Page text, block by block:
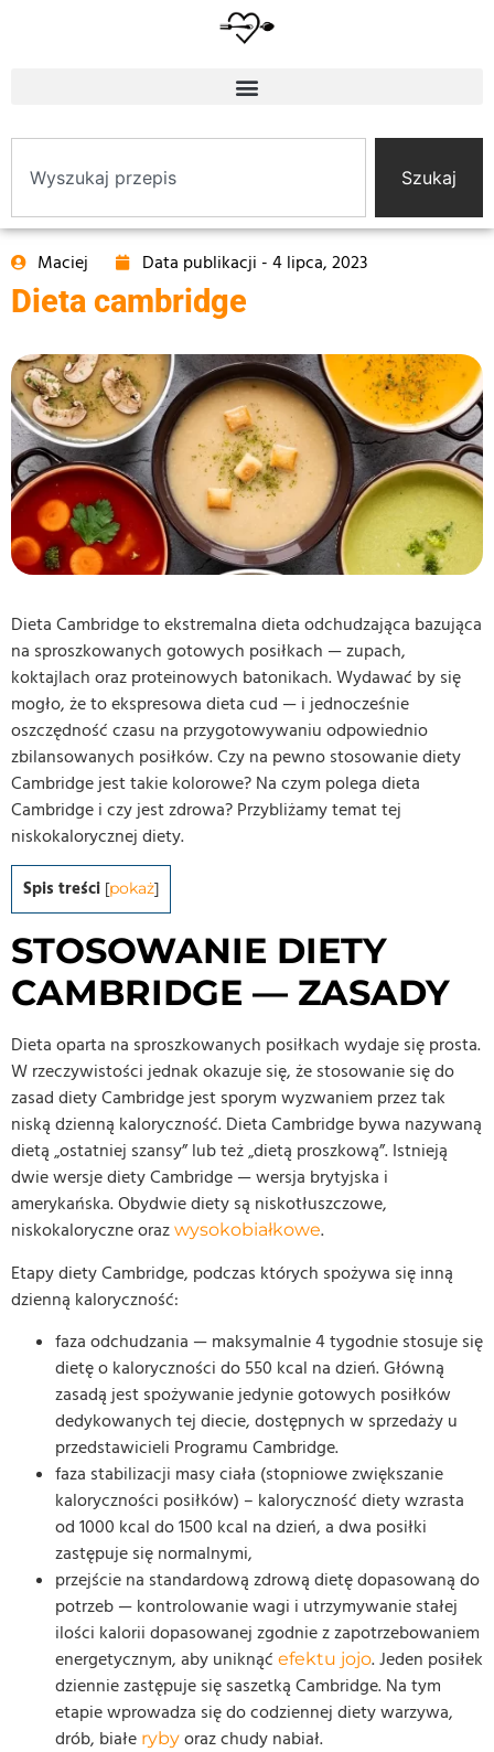
Szukaj
Maciej Data publikacji - 4 lipca, 2023
Dieta cambridge
Dieta Cambridge to ekstremalna dieta odchudzająca bazująca
na sproszkowanych gotowych posiłkach — zupach,
koktajlach oraz proteinowych batonikach. Wydawać by się
mogło, że to ekspresowa dieta cud — i jednocześnie
oszczędność czasu na przygotowywaniu odpowiednio
zbilansowanych posiłków. Czy na pewno stosowanie diety
Cambridge jest takie kolorowe? Na czym polega dieta
Cambridge i czy jest zdrowa? Przybliżamy temat tej
niskokalorycznej diety.
Spis treści [pokaż]
STOSOWANIE DIETY
CAMBRIDGE — ZASADY
Dieta oparta na sproszkowanych posiłkach wydaje się prosta.
W rzeczywistości jednak okazuje się, że stosowanie się do
zasad diety Cambridge jest sporym wyzwaniem przez tak
niską dzienną kaloryczność. Dieta Cambridge bywa nazywaną
dietą „ostatniej szansy” lub też „dietą proszkową”. Istnieją
dwie wersje diety Cambridge — wersja brytyjska i
amerykańska. Obydwie diety są niskotłuszczowe,
niskokaloryczne oraz wysokobiałkowe.
Etapy diety Cambridge, podczas których spożywa się inną
dzienną kaloryczność:
faza odchudzania — maksymalnie 4 tygodnie stosuje się
dietę o kaloryczności do 550 kcal na dzień. Główną
zasadą jest spożywanie jedynie gotowych posiłków
dedykowanych tej diecie, dostępnych w sprzedaży u
przedstawicieli Programu Cambridge.
faza stabilizacji masy ciała (stopniowe zwiększanie
kaloryczności posiłków) – kaloryczność diety wzrasta
od 1000 kcal do 1500 kcal na dzień, a dwa posiłki
zastępuje się normalnymi,
przejście na standardową zdrową dietę dopasowaną do
potrzeb — kontrolowanie wagi i utrzymywanie stałej
ilości kalorii dopasowanej zgodnie z zapotrzebowaniem
energetycznym, aby uniknąć efektu jojo. Jeden posiłek
dziennie zastępuje się saszetką Cambridge. Na tym
etapie wprowadza się do codziennej diety warzywa,
drób, białe ryby oraz chudy nabiał.